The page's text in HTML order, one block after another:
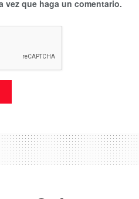
vez que haga un comentario.